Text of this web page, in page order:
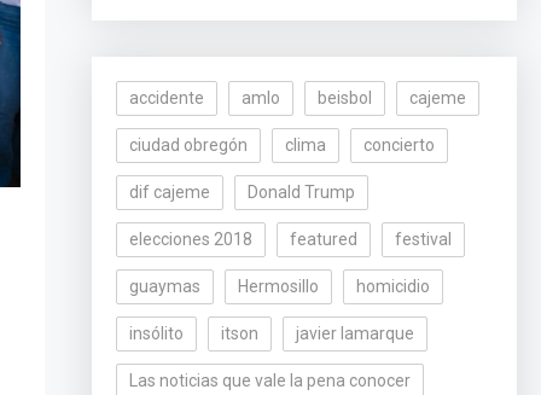
accidente amlo beisbol cajeme
ciudad obregón clima concierto
dif cajeme Donald Trump
elecciones 2018 featured festival
guaymas Hermosillo homicidio
insólito itson javier lamarque
Las noticias que vale la pena conocer